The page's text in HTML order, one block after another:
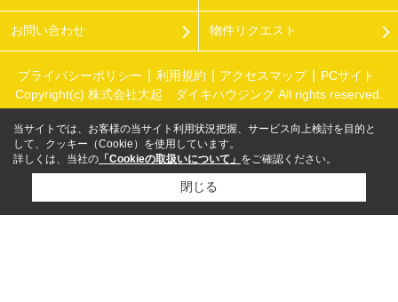
お問い合わせ 物件リクエスト
プライバシーポリシー 利用規約 アクセスマップ
PCサイト
Copyright(c) 株式会社大起 ダイキハウジング All rights reserved.
当サイトでは、お客様の当サイト利用状況把握、サービス向上検討を目的と
して、クッキー（Cookie）を使用しています。
詳しくは、当社の 「Cookieの取扱いについて」 をご確認ください。
閉じる